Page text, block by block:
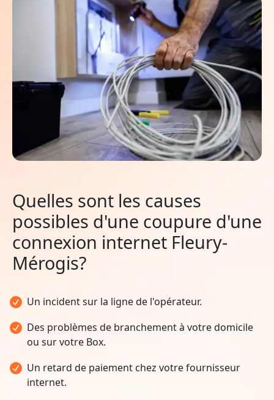
Quelles sont les causes
possibles d'une coupure d'une
connexion internet Fleury-
Mérogis?
Un incident sur la ligne de l'opérateur.
Des problèmes de branchement à votre domicile
ou sur votre Box.
Un retard de paiement chez votre fournisseur
internet.